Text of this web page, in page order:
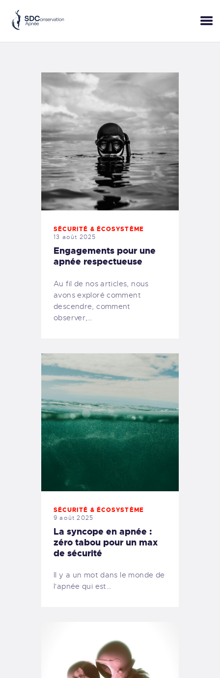
ACCUEIL
SESSIONS
PRATIQUE
BLOP!
A PROPOS
BONS CADEAUX
RÉSERVER
+33 (6) 95 50 18 95
SÉCURITÉ & ÉCOSYSTÈME
13 août 2025
Engagements pour une
apnée respectueuse
Au fil de nos articles, nous
avons exploré comment
descendre, comment
observer,…
SÉCURITÉ & ÉCOSYSTÈME
9 août 2025
La syncope en apnée :
zéro tabou pour un max
de sécurité
Il y a un mot dans le monde de
l'apnée qui est…